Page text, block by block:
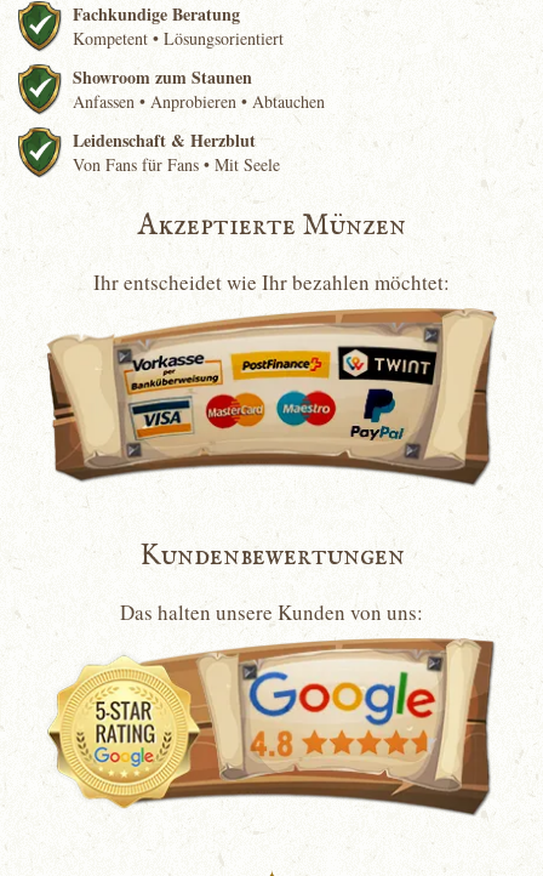
Fachkundige Beratung
Kompetent • Lösungsorientiert
Showroom zum Staunen
Anfassen • Anprobieren • Abtauchen
Leidenschaft & Herzblut
Von Fans für Fans • Mit Seele
Akzeptierte Münzen
Ihr entscheidet wie Ihr bezahlen möchtet:
Kundenbewertungen
Das halten unsere Kunden von uns: